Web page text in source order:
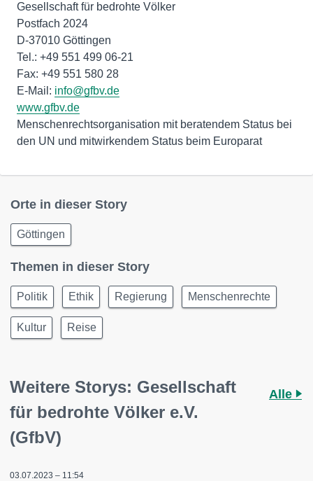
Gesellschaft für bedrohte Völker
Postfach 2024
D-37010 Göttingen
Tel.: +49 551 499 06-21
Fax: +49 551 580 28
E-Mail: info@gfbv.de
www.gfbv.de
Menschenrechtsorganisation mit beratendem Status bei
den UN und mitwirkendem Status beim Europarat
Orte in dieser Story
Göttingen
Themen in dieser Story
Politik Ethik Regierung Menschenrechte
Kultur Reise
Weitere Storys: Gesellschaft
für bedrohte Völker e.V.
(GfbV)
Alle
03.07.2023 – 11:54